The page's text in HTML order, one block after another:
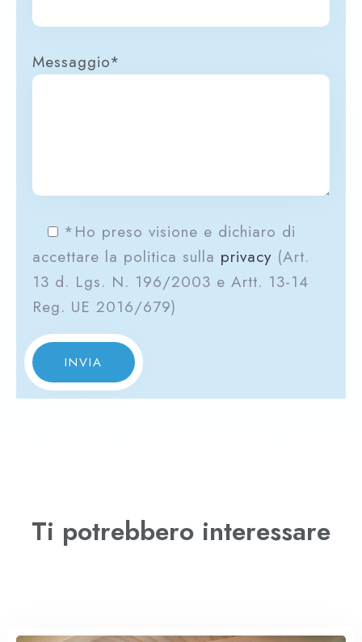
Messaggio*
*Ho preso visione e dichiaro di
accettare la politica sulla privacy (Art.
13 d. Lgs. N. 196/2003 e Artt. 13-14
Reg. UE 2016/679)
INVIA
Ti potrebbero interessare